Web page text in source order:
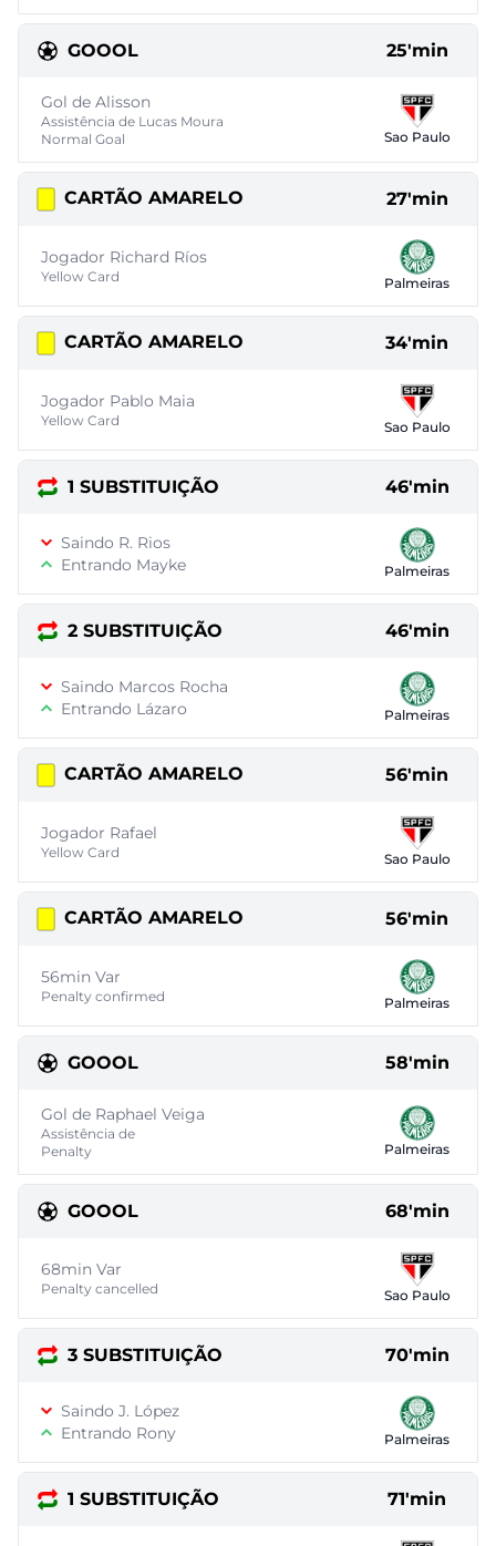
GOOOL 25'min
Gol de Alisson
Assistência de Lucas Moura
Normal Goal
Sao Paulo
CARTÃO AMARELO 27'min
Jogador Richard Ríos
Yellow Card Palmeiras
CARTÃO AMARELO 34'min
Jogador Pablo Maia
Yellow Card Sao Paulo
1 SUBSTITUIÇÃO 46'min
Saindo R. Rios
Entrando Mayke
Palmeiras
2 SUBSTITUIÇÃO 46'min
Saindo Marcos Rocha
Entrando Lázaro
Palmeiras
CARTÃO AMARELO 56'min
Jogador Rafael
Yellow Card Sao Paulo
CARTÃO AMARELO 56'min
56min Var
Penalty confirmed Palmeiras
GOOOL 58'min
Gol de Raphael Veiga
Assistência de
Penalty
Palmeiras
GOOOL 68'min
68min Var
Penalty cancelled Sao Paulo
3 SUBSTITUIÇÃO 70'min
Saindo J. López
Entrando Rony
Palmeiras
1 SUBSTITUIÇÃO 71'min